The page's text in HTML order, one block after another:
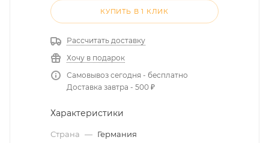
КУПИТЬ В 1 КЛИК
Рассчитать доставку
Хочу в подарок
Самовывоз сегодня - бесплатно
Доставка завтра - 500 ₽
Характеристики
Страна — Германия